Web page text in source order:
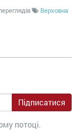
Верховна
Підписатися
потоці.